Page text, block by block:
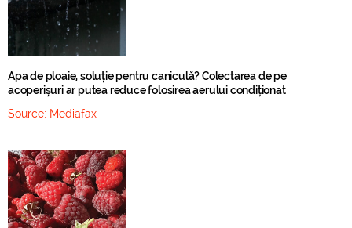
Apa de ploaie, soluție pentru caniculă? Colectarea de pe
acoperișuri ar putea reduce folosirea aerului condiționat
Source: Mediafax